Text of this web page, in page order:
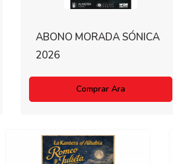
ABONO MORADA SÓNICA
2026
Comprar Ara